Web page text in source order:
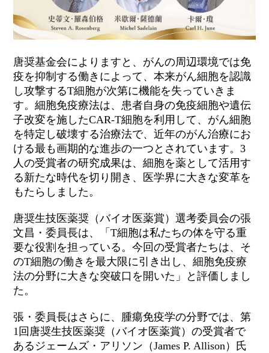
唐奨基金会によりますと、がんの周辺環境では免
疫を抑制する働きによって、本来がん細胞を認識
し攻撃するT細胞が次第に機能を失っていきま
す。細胞免疫療法は、患者自身の免疫細胞や遺伝
子改変を施したCAR-T細胞を利用して、がん細胞
を特定し破壊する治療法で、近年のがん治療にお
ける最も画期的な進歩の一つとされています。3
人の受賞者の研究成果は、細胞を薬として活用す
る新たな時代を切り開き、医学界に大きな変革を
もたらしました。
唐奨生技医薬奨（バイオ医薬賞）選考委員会の張
文昌・委員長は、「T細胞は私たちの体を守る重
要な役割を担っている。今回の受賞者たちは、そ
のT細胞の働きを最大限に引き出し、細胞免疫療
法の分野に大きな突破口を開いた」と評価しまし
た。
張・委員長はさらに、腫瘍免疫学の分野では、第
1 回唐奨生技医薬奨（バイオ医薬賞）の受賞者で
あるジェームズ・アリソン（James P. Allison ）氏